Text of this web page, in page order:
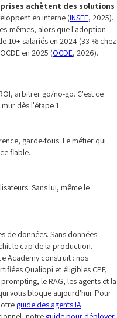
achètent des solutions
en interne (INSEE, 2025).
mêmes, alors que l'adoption
10+ salariés en 2024 (33 % chez
en 2025 (OCDE, 2026).
arbitrer go/no-go. C'est ce
dès l'étape 1.
garde-fous. Le métier qui
fiable.
Sans lui, même le
de données. Sans données
le cap de la production.
Academy construit : nos
Qualiopi et éligibles CPF,
le RAG, les agents et la
vous bloque aujourd'hui. Pour
guide des agents IA